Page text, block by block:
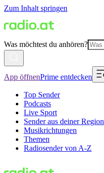
Zum Inhalt springen
Was möchtest du anhören?
App öffnenPrime entdecken
Top Sender
Podcasts
Live Sport
Sender aus deiner Region
Musikrichtungen
Themen
Radiosender von A-Z